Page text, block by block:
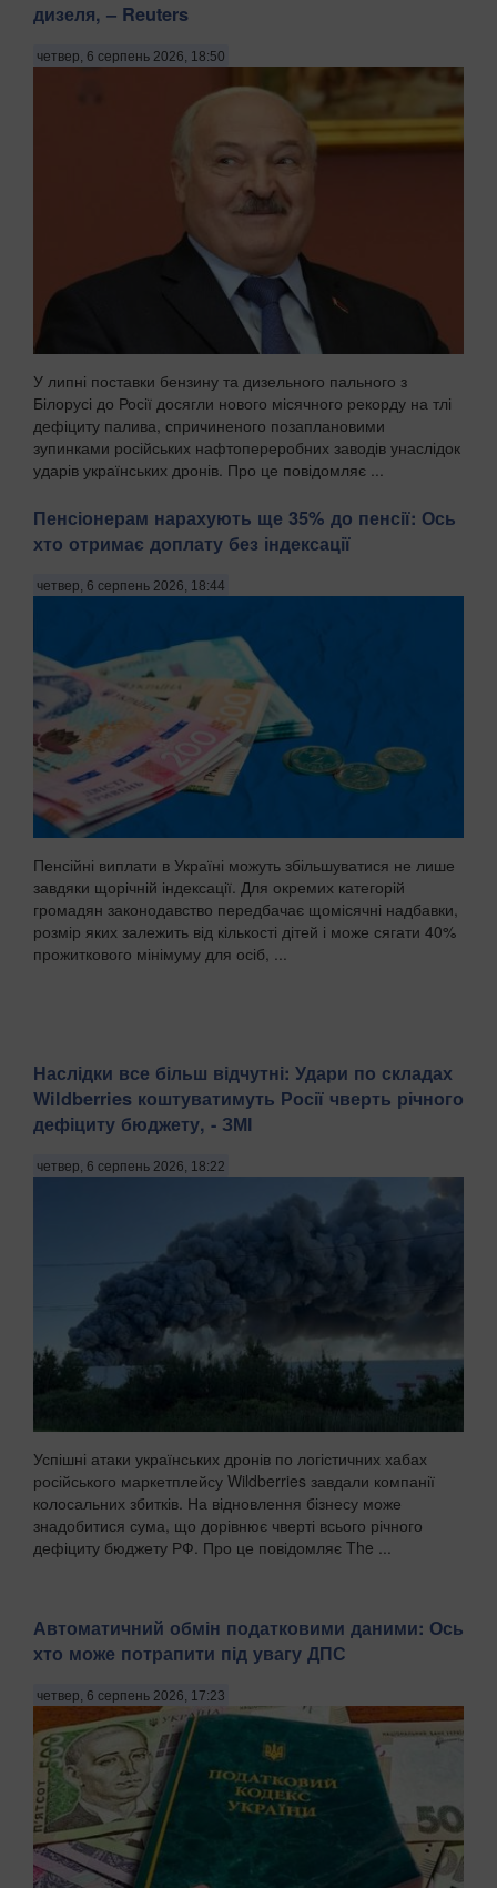
дизеля, – Reuters
четвер, 6 серпень 2026, 18:50
У липні поставки бензину та дизельного пального з
Білорусі до Росії досягли нового місячного рекорду на тлі
дефіциту палива, спричиненого позаплановими
зупинками російських нафтопереробних заводів унаслідок
ударів українських дронів. Про це повідомляє ...
Пенсіонерам нарахують ще 35% до пенсії: Ось
хто отримає доплату без індексації
четвер, 6 серпень 2026, 18:44
Пенсійні виплати в Україні можуть збільшуватися не лише
завдяки щорічній індексації. Для окремих категорій
громадян законодавство передбачає щомісячні надбавки,
розмір яких залежить від кількості дітей і може сягати 40%
прожиткового мінімуму для осіб, ...
Наслідки все більш відчутні: Удари по складах
Wildberries коштуватимуть Росії чверть річного
дефіциту бюджету, - ЗМІ
четвер, 6 серпень 2026, 18:22
Успішні атаки українських дронів по логістичних хабах
російського маркетплейсу Wildberries завдали компанії
колосальних збитків. На відновлення бізнесу може
знадобитися сума, що дорівнює чверті всього річного
дефіциту бюджету РФ. Про це повідомляє The ...
Автоматичний обмін податковими даними: Ось
хто може потрапити під увагу ДПС
четвер, 6 серпень 2026, 17:23